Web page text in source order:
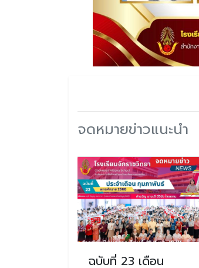
จดหมายข่าวแนะนำ
ฉบับที่ 23 เดือน